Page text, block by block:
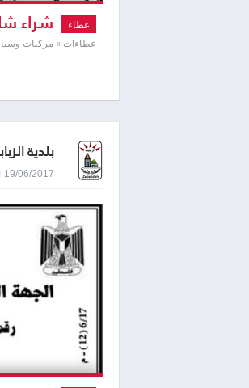
عطاء شراء
عطاءات » مركبات
بلدية
19/06/2017 12:04 مساءً